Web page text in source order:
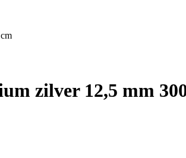
zilver 12,5 mm